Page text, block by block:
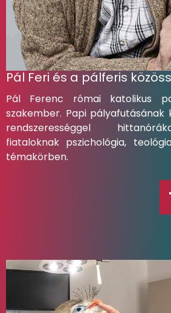
Pál Feri és a pálferis
Pál Ferenc római katolikus
szakember. Papi
rendszerességgel
fiataloknak pszichológia,
témakörben.